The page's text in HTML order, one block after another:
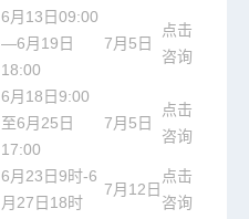
6月13日09:00
—6月19日
18:00
7月5日
点击
咨询
6月18日9:00
至6月25日
17:00
7月5日
点击
咨询
6月23日9时-6
月27日18时
7月12日
点击
咨询